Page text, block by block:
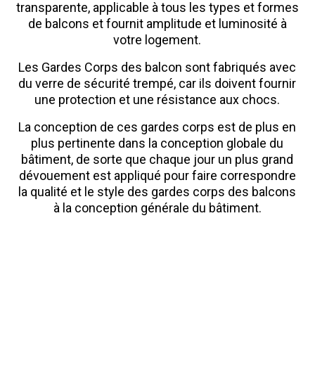
transparente, applicable à tous les types et formes
de balcons et fournit amplitude et luminosité à
votre logement.
Les Gardes Corps des balcon sont fabriqués avec
du verre de sécurité trempé, car ils doivent fournir
une protection et une résistance aux chocs.
La conception de ces gardes corps est de plus en
plus pertinente dans la conception globale du
bâtiment, de sorte que chaque jour un plus grand
dévouement est appliqué pour faire correspondre
la qualité et le style des gardes corps des balcons
à la conception générale du bâtiment.